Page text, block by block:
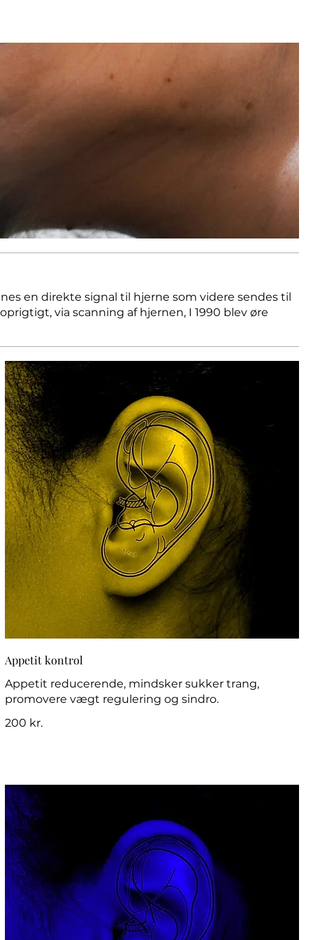
en direkte signal til hjerne som videre sendes til
via scanning af hjernen, I 1990 blev øre
Appetit kontrol
Appetit reducerende, mindsker sukker trang,
promovere vægt regulering og sindro.
200 kr.